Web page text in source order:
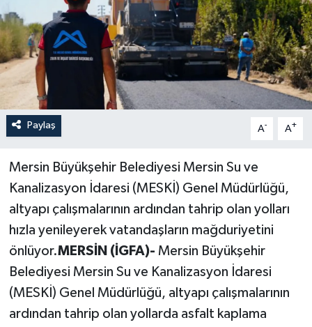
Paylaş A- A+
Mersin Büyükşehir Belediyesi Mersin Su ve
Kanalizasyon İdaresi (MESKİ) Genel Müdürlüğü,
altyapı çalışmalarının ardından tahrip olan yolları
hızla yenileyerek vatandaşların mağduriyetini
önlüyor.MERSİN (İGFA)- Mersin Büyükşehir
Belediyesi Mersin Su ve Kanalizasyon İdaresi
(MESKİ) Genel Müdürlüğü, altyapı çalışmalarının
ardından tahrip olan yollarda asfalt kaplama